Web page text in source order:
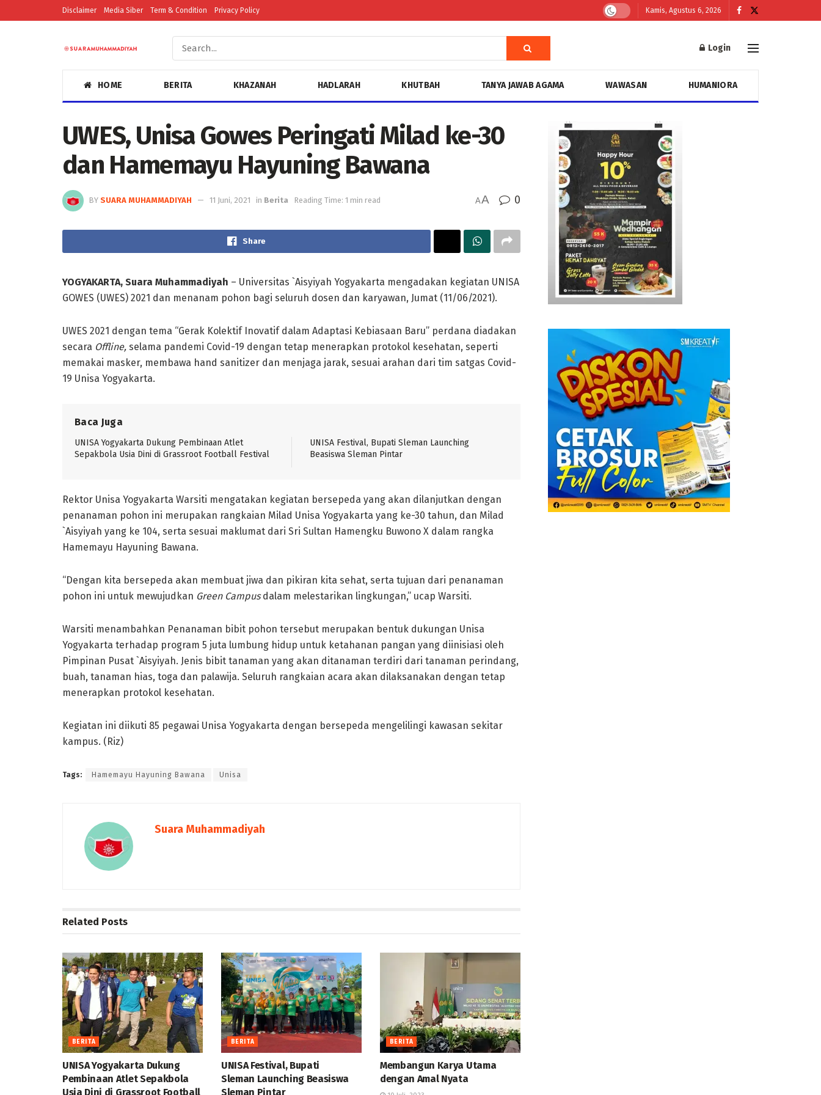
Disclaimer Media Siber Term & Condition Privacy Policy Kamis, Agustus 6, 2026
Login
HOME BERITA KHAZANAH HADLARAH KHUTBAH TANYA JAWAB AGAMA WAWASAN HUMANIORA
UWES, Unisa Gowes Peringati Milad ke-30
dan Hamemayu Hayuning Bawana
BY SUARA MUHAMMADIYAH 11 Juni, 2021 in Berita Reading Time: 1 min read AA 0
Share
YOGYAKARTA, Suara Muhammadiyah – Universitas `Aisyiyah Yogyakarta mengadakan kegiatan UNISA
GOWES (UWES) 2021 dan menanam pohon bagi seluruh dosen dan karyawan, Jumat (11/06/2021).
UWES 2021 dengan tema “Gerak Kolektif Inovatif dalam Adaptasi Kebiasaan Baru” perdana diadakan
secara Offline, selama pandemi Covid-19 dengan tetap menerapkan protokol kesehatan, seperti
memakai masker, membawa hand sanitizer dan menjaga jarak, sesuai arahan dari tim satgas Covid-
19 Unisa Yogyakarta.
Baca Juga
UNISA Yogyakarta Dukung Pembinaan Atlet
Sepakbola Usia Dini di Grassroot Football Festival
UNISA Festival, Bupati Sleman Launching
Beasiswa Sleman Pintar
Rektor Unisa Yogyakarta Warsiti mengatakan kegiatan bersepeda yang akan dilanjutkan dengan
penanaman pohon ini merupakan rangkaian Milad Unisa Yogyakarta yang ke-30 tahun, dan Milad
`Aisyiyah yang ke 104, serta sesuai maklumat dari Sri Sultan Hamengku Buwono X dalam rangka
Hamemayu Hayuning Bawana.
“Dengan kita bersepeda akan membuat jiwa dan pikiran kita sehat, serta tujuan dari penanaman
pohon ini untuk mewujudkan Green Campusdalam melestarikan lingkungan,” ucap Warsiti.
Warsiti menambahkan Penanaman bibit pohon tersebut merupakan bentuk dukungan Unisa
Yogyakarta terhadap program 5 juta lumbung hidup untuk ketahanan pangan yang diinisiasi oleh
Pimpinan Pusat `Aisyiyah. Jenis bibit tanaman yang akan ditanaman terdiri dari tanaman perindang,
buah, tanaman hias, toga dan palawija. Seluruh rangkaian acara akan dilaksanakan dengan tetap
menerapkan protokol kesehatan.
Kegiatan ini diikuti 85 pegawai Unisa Yogyakarta dengan bersepeda mengelilingi kawasan sekitar
kampus. (Riz)
Tags: Hamemayu Hayuning Bawana Unisa
Suara Muhammadiyah
Related Posts
BERITA
UNISA Yogyakarta Dukung
Pembinaan Atlet Sepakbola
Usia Dini di Grassroot Football
BERITA
UNISA Festival, Bupati
Sleman Launching Beasiswa
Sleman Pintar
BERITA
Membangun Karya Utama
dengan Amal Nyata